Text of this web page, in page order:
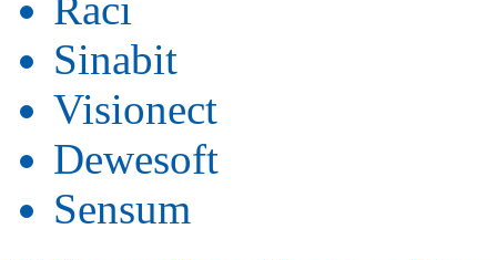
Sinabit
Visionect
Dewesoft
Sensum